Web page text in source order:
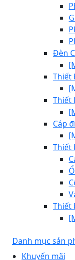
Đèn
Thiết
Thiết
Cáp
Thiết
Thiết
Danh mục sản
Khuyến mãi